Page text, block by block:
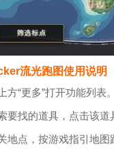
流光跑图使用说明
“更多”打开功能列表。
要找的道具，点击该道
地点，按游戏指引地图